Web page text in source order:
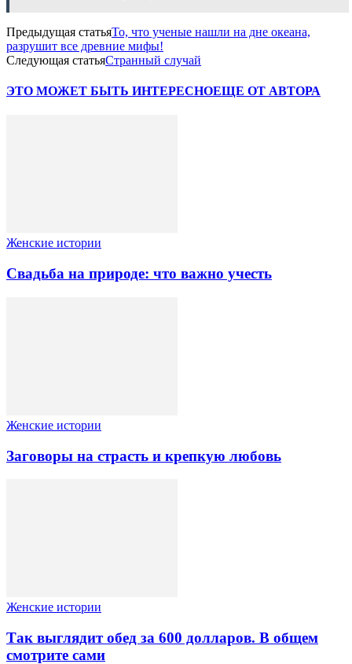
Предыдущая статьяТо, что ученые нашли на дне океана,
разрушит все древние мифы!
Следующая статьяСтранный случай
ЭТО МОЖЕТ БЫТЬ ИНТЕРЕСНОЕЩЕ ОТ АВТОРА
Женские истории
Свадьба на природе: что важно учесть
Женские истории
Заговоры на страсть и крепкую любовь
Женские истории
Так выглядит обед за 600 долларов. В общем
смотрите сами